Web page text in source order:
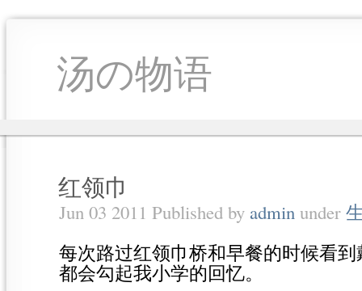
汤の物语
红领巾
Jun 03 2011 Published by admin under
每次路过红领巾桥和早餐的时候看
都会勾起我小学的回忆。